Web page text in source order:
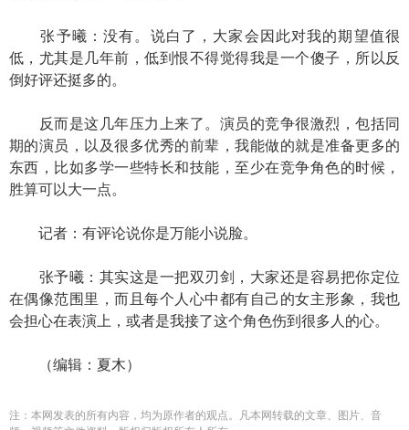
张予曦：没有。说白了，大家会因此对我的期望值很
低，尤其是几年前，低到恨不得觉得我是一个傻子，所以反
倒好评还挺多的。
反而是这几年压力上来了。演员的竞争很激烈，包括同
期的演员，以及很多优秀的前辈，我能做的就是准备更多的
东西，比如多学一些特长和技能，至少在竞争角色的时候，
胜算可以大一点。
记者：有评论说你是万能小说脸。
张予曦：其实这是一把双刃剑，大家还是容易把你定位
在偶像范围里，而且每个人心中都有自己的女主形象，我也
会担心在表演上，或者是我接了这个角色伤到很多人的心。
（编辑：夏木）
注：本网发表的所有内容，均为原作者的观点。凡本网转载的文章、图片、音